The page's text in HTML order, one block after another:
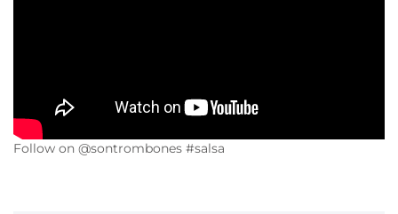
Follow on @sontrombones #salsa